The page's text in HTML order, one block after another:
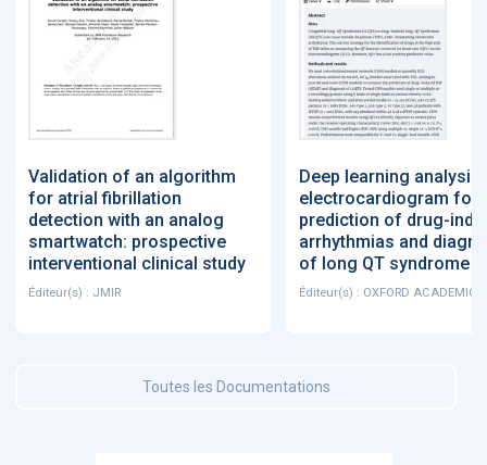
Validation of an algorithm
for atrial fibrillation
detection with an analog
smartwatch: prospective
interventional clinical study
Éditeur(s) : JMIR
Deep learning analysis
electrocardiogram for
prediction of drug-
arrhythmias and
of long QT syndrome
Éditeur(s) : OXFORD ACADEMIC
Toutes les Documentations